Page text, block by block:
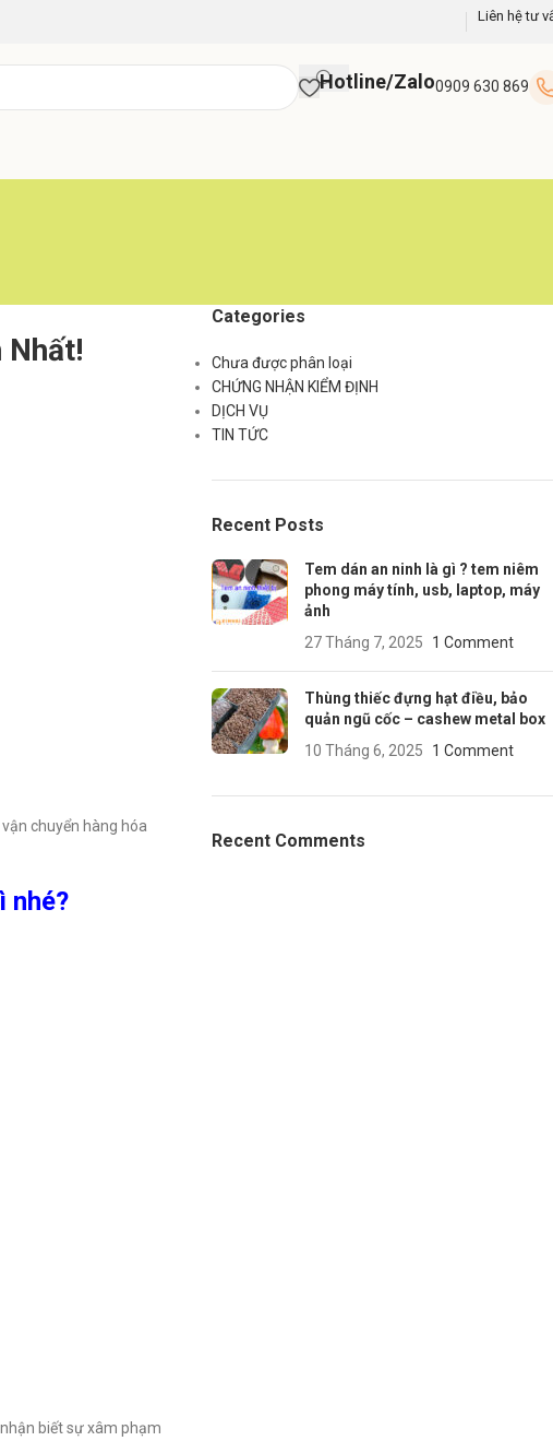
Liên hệ tư
Hotline/Zalo0909 630 869
Nhất!
chuyển hàng hóa
nhé?
biết sự xâm phạm
Categories
Chưa được phân loại
CHỨNG NHẬN KIỂM ĐỊNH
DỊCH VỤ
TIN TỨC
Recent Posts
Tem dán an ninh là gì ? tem niêm
phong máy tính, usb, laptop, máy
ảnh
27 Tháng 7, 2025
1 Comment
Thùng thiếc đựng hạt điều, bảo
quản ngũ cốc – cashew metal box
10 Tháng 6, 2025
1 Comment
Recent Comments